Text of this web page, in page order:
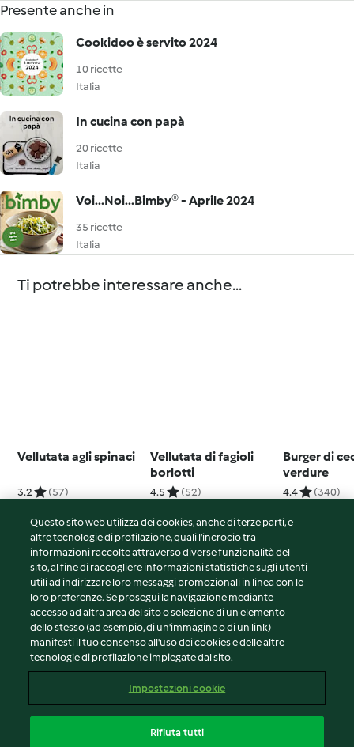
Presente anche in
Cookidoo è servito 2024
10 ricette
Italia
In cucina con papà
20 ricette
Italia
Voi...Noi...Bimby® - Aprile 2024
35 ricette
Italia
Ti potrebbe interessare anche...
Vellutata agli spinaci
3.2 (57)
Vellutata di fagioli
borlotti
4.5 (52)
Burger di
verdure
4.4 (340)
© Copyright 2026
Termini del servizio
Informativa sulla privacy
Avvertenze generali
Note legali
Contenuto del rapporto
Questo sito web utilizza dei cookies, anche di terze parti, e
altre tecnologie di profilazione, quali l’incrocio tra
informazioni raccolte attraverso diverse funzionalità del
sito, al fine di raccogliere informazioni statistiche sugli utenti
utili ad indirizzare loro messaggi promozionali in linea con le
loro preferenze. Se prosegui la navigazione mediante
accesso ad altra area del sito o selezione di un elemento
dello stesso (ad esempio, di un'immagine o di un link)
manifesti il tuo consenso all'uso dei cookies e delle altre
tecnologie di profilazione impiegate dal sito.
Impostazioni cookie
Rifiuta tutti